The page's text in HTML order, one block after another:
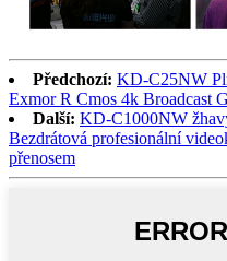
Předchozí: KD-C25NW
Exmor R Cmos 4k Broadcast
Další: KD-C1000NW
Bezdrátová profesionální
přenosem